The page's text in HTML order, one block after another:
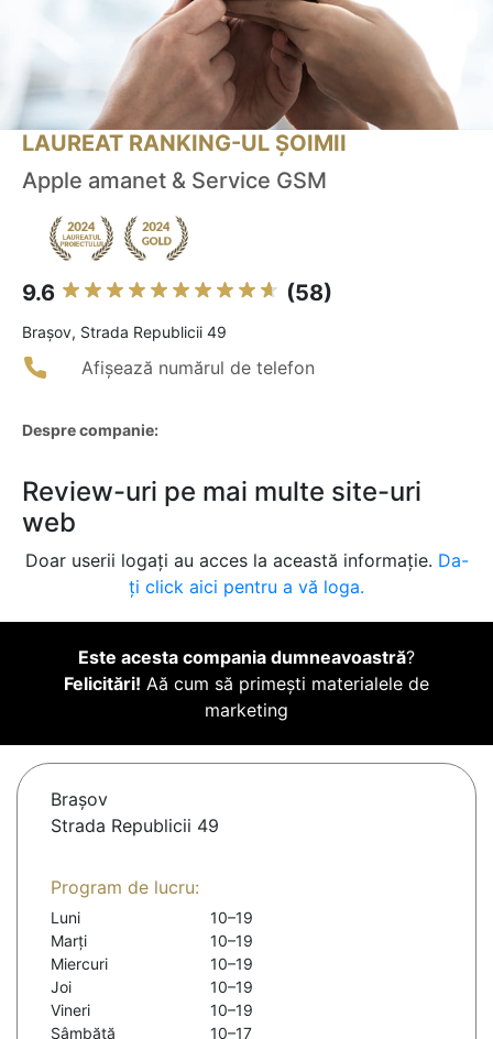
LAUREAT RANKING-UL ȘOIMII
Apple amanet & Service GSM
9.6 (58)
Braşov, Strada Republicii 49
Afișează numărul de telefon
Despre companie:
Review-uri pe mai multe site-uri
web
Doar userii logați au acces la această informație. Da-
ți click aici pentru a vă loga.
Este acesta compania dumneavoastră?
Felicitări! Aă cum să primești materialele de
marketing
Braşov
Strada Republicii 49
Program de lucru:
Luni
10–19
Marți
10–19
Miercuri
10–19
Joi
10–19
Vineri
10–19
Sâmbătă
10–17